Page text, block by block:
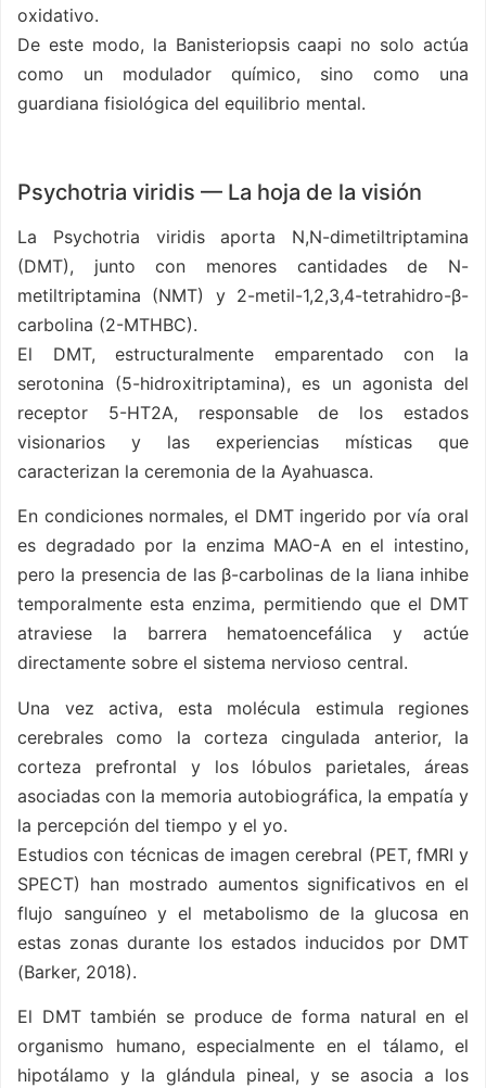
oxidativo.
De este modo, la Banisteriopsis caapi no solo actúa
como un modulador químico, sino como una
guardiana fisiológica del equilibrio mental.
Psychotria viridis — La hoja de la visión
La Psychotria viridis aporta N,N-dimetiltriptamina
(DMT), junto con menores cantidades de N-
metiltriptamina (NMT) y 2-metil-1,2,3,4-tetrahidro-β-
carbolina (2-MTHBC).
El DMT, estructuralmente emparentado con la
serotonina (5-hidroxitriptamina), es un agonista del
receptor 5-HT2A, responsable de los estados
visionarios y las experiencias místicas que
caracterizan la ceremonia de la Ayahuasca.
En condiciones normales, el DMT ingerido por vía oral
es degradado por la enzima MAO-A en el intestino,
pero la presencia de las β-carbolinas de la liana inhibe
temporalmente esta enzima, permitiendo que el DMT
atraviese la barrera hematoencefálica y actúe
directamente sobre el sistema nervioso central.
Una vez activa, esta molécula estimula regiones
cerebrales como la corteza cingulada anterior, la
corteza prefrontal y los lóbulos parietales, áreas
asociadas con la memoria autobiográfica, la empatía y
la percepción del tiempo y el yo.
Estudios con técnicas de imagen cerebral (PET, fMRI y
SPECT) han mostrado aumentos significativos en el
flujo sanguíneo y el metabolismo de la glucosa en
estas zonas durante los estados inducidos por DMT
(Barker, 2018).
El DMT también se produce de forma natural en el
organismo humano, especialmente en el tálamo, el
hipotálamo y la glándula pineal, y se asocia a los